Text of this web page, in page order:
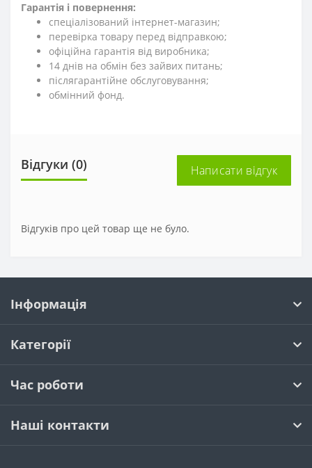
Гарантія і повернення:
спеціалізований інтернет-магазин;
перевірка товару перед відправкою;
офіційна гарантія від виробника;
14 днів на обмін без зайвих питань;
післягарантійне обслуговування;
обмінний фонд.
Відгуки (0) Написати відгук
Відгуків про цей товар ще не було.
Інформація
Категорії
Час роботи
Наші контакти